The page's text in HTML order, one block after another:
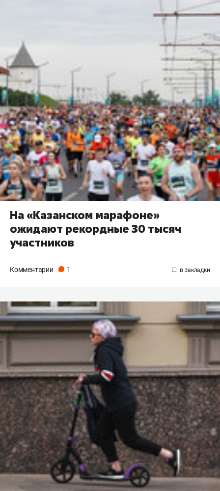
На «Казанском марафоне»
ожидают рекордные 30 тысяч
участников
Комментарии 1